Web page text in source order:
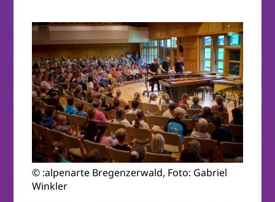
© :alpenarte Bregenzerwald, Foto: Gabriel
Winkler